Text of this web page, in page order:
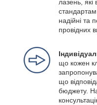
лазень,
надійні та
провідних
що кожен
що
бюджету.